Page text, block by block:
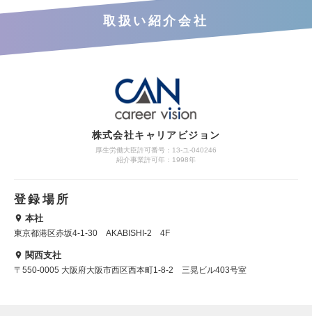
取扱い紹介会社
株式会社キャリアビジョン
厚生労働大臣許可番号：13-ユ-040246
紹介事業許可年：1998年
登録場所
本社
東京都港区赤坂4-1-30 AKABISHI-2 4F
関西支社
〒550-0005 大阪府大阪市西区西本町1-8-2 三晃ビル403号室